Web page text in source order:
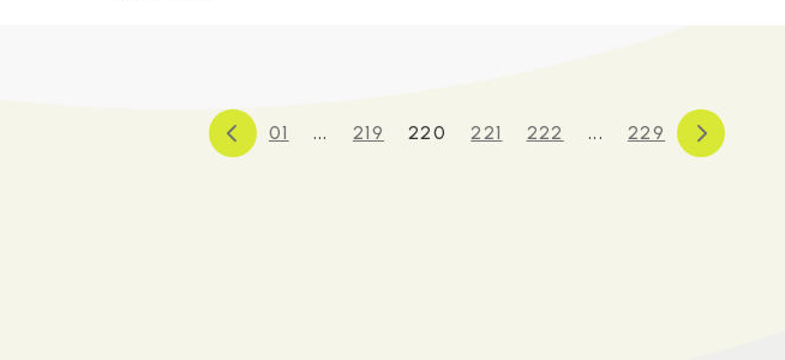
01 ... 219 220 221 222 ... 229